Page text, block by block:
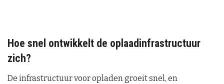
Hoe snel ontwikkelt de oplaadinfrastructuur
zich?
De infrastructuur voor opladen groeit snel, en